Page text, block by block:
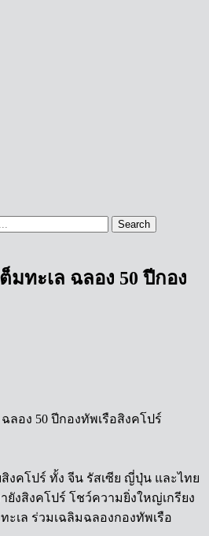
Search
มทะเล ฉลอง 50 ปีกอง
ฉลอง 50 ปีกองทัพเรือสิงคโปร์
คโปร์ ทั้ง จีน รัสเซีย ญี่ปุ่น และไทย
ยังสิงคโปร์ โชว์ความยิ่งใหญ่เกรียง
เล ร่วมเฉลิมฉลองกองทัพเรือ